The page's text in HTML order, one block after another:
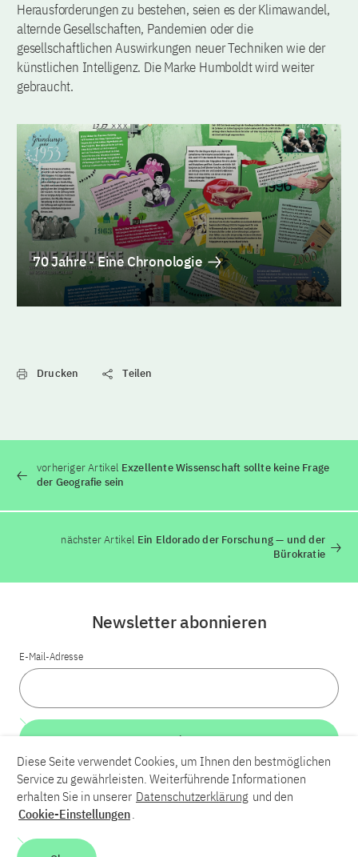
Herausforderungen zu bestehen, seien es der Klimawandel,
alternde Gesellschaften, Pandemien oder die
gesellschaftlichen Auswirkungen neuer Techniken wie der
künstlichen Intelligenz. Die Marke Humboldt wird weiter
gebraucht.
70 Jahre - Eine Chronologie
Drucken Teilen
vorheriger Artikel Exzellente Wissenschaft sollte keine Frage
der Geografie sein
nächster Artikel Ein Eldorado der Forschung — und der
Bürokratie
LinkedInBlueskyYouTube
Kontakt
Newsletter abonnieren
E-Mail-Adresse
Weiter
Diese Seite verwendet Cookies, um Ihnen den bestmöglichen
Service zu gewährleisten. Weiterführende Informationen
erhalten Sie in unserer Datenschutzerklärung und den
Cookie-Einstellungen.